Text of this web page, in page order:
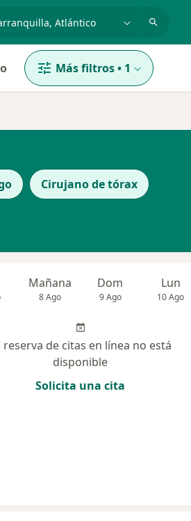
Más filtros• 1
Cirujano de tórax
Mañana
8 Ago
Dom
9 Ago
Lun
10 Ago
reserva de citas en línea no está
disponible
Solicita una cita